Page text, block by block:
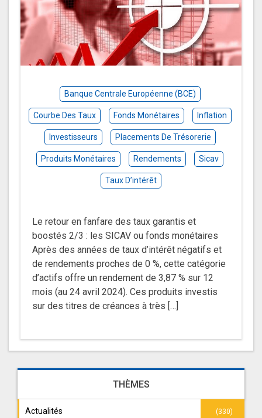
Banque Centrale Européenne (BCE)
Courbe Des Taux Fonds Monétaires Inflation
Investisseurs Placements De Trésorerie
Produits Monétaires Rendements Sicav
Taux D’intérêt
Le retour en fanfare des taux garantis et
boostés 2/3 : les SICAV ou fonds monétaires
Après des années de taux d’intérêt négatifs et
de rendements proches de 0 %, cette catégorie
d’actifs offre un rendement de 3,87 % sur 12
mois (au 24 avril 2024). Ces produits investis
sur des titres de créances à très […]
THÈMES
Actualités (330)